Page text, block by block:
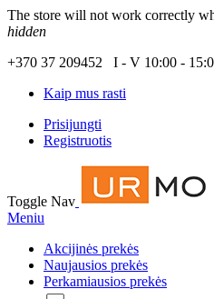
The store will not work correctly
hidden
+370 37 209452 I - V 10:00 -
Kaip mus rasti
Prisijungti
Registruotis
Toggle Nav
Meniu
Akcijinės prekės
Naujausios prekės
Perkamiausios prekės